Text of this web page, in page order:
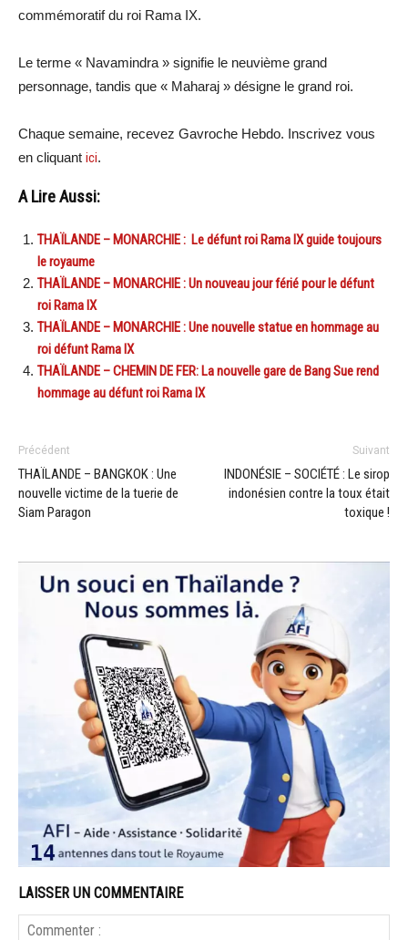
commémoratif du roi Rama IX.
Le terme « Navamindra » signifie le neuvième grand
personnage, tandis que « Maharaj » désigne le grand roi.
Chaque semaine, recevez Gavroche Hebdo. Inscrivez vous
en cliquant ici.
A Lire Aussi:
THAÏLANDE – MONARCHIE : Le défunt roi Rama IX guide toujours
le royaume
THAÏLANDE – MONARCHIE : Un nouveau jour férié pour le défunt
roi Rama IX
THAÏLANDE – MONARCHIE : Une nouvelle statue en hommage au
roi défunt Rama IX
THAÏLANDE – CHEMIN DE FER: La nouvelle gare de Bang Sue rend
hommage au défunt roi Rama IX
Précédent
THAÏLANDE – BANGKOK : Une
nouvelle victime de la tuerie de
Siam Paragon
Suivant
INDONÉSIE – SOCIÉTÉ : Le sirop
indonésien contre la toux était
toxique !
LAISSER UN COMMENTAIRE